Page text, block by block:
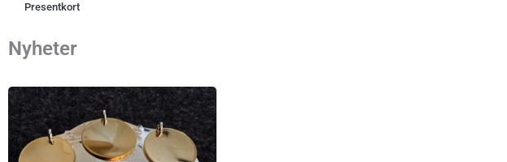
Presentkort
Nyheter